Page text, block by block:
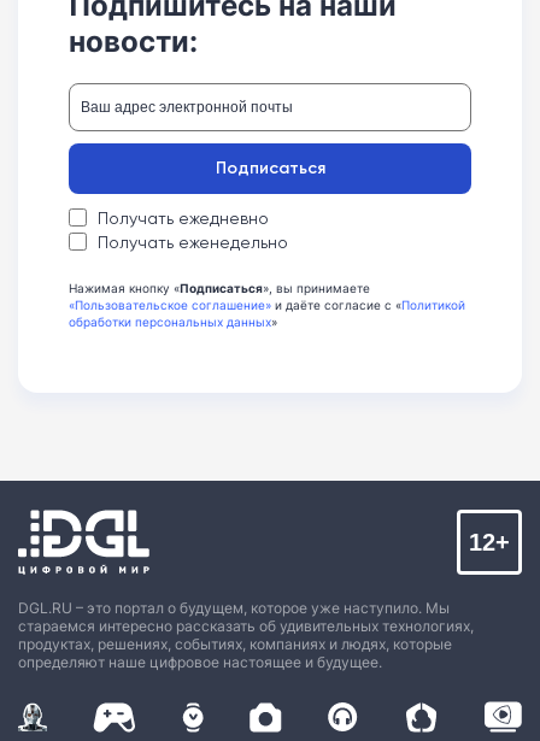
новости:
Получать ежедневно
Получать еженедельно
Подписаться
Нажимая кнопку «Подписаться», вы принимаете
«Пользовательское соглашение» и даёте согласие с «Политикой
обработки персональных данных»
DGL.RU – это портал о будущем, которое уже наступило. Мы
стараемся интересно рассказать об удивительных технологиях,
продуктах, решениях, событиях, компаниях и людях, которые
определяют наше цифровое настоящее и будущее.
12+